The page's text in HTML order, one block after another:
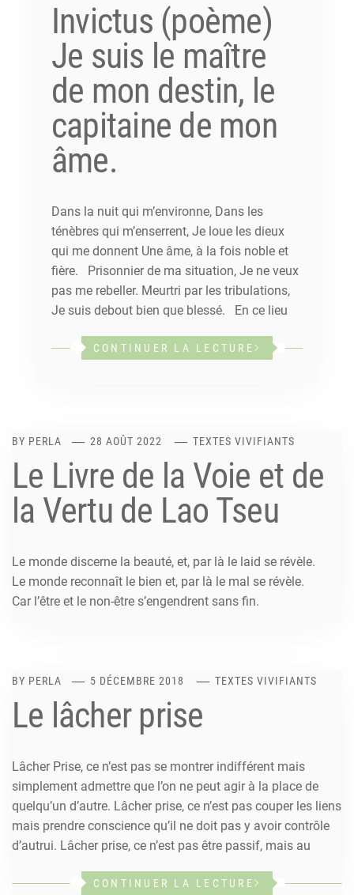
Invictus (poème)
Je suis le maître
de mon destin, le
capitaine de mon
âme.
Dans la nuit qui m’environne, Dans les
ténèbres qui m’enserrent, Je loue les dieux
qui me donnent Une âme, à la fois noble et
fière. Prisonnier de ma situation, Je ne veux
pas me rebeller. Meurtri par les tribulations,
Je suis debout bien que blessé. En ce lieu
CONTINUER LA LECTURE
BY PERLA 28 AOÛT 2022 TEXTES VIVIFIANTS
Le Livre de la Voie et de
la Vertu de Lao Tseu
Le monde discerne la beauté, et, par là le laid se révèle.
Le monde reconnaît le bien et, par là le mal se révèle.
Car l’être et le non-être s’engendrent sans fin.
BY PERLA 5 DÉCEMBRE 2018 TEXTES VIVIFIANTS
Le lâcher prise
Lâcher Prise, ce n’est pas se montrer indifférent mais
simplement admettre que l’on ne peut agir à la place de
quelqu’un d’autre. Lâcher prise, ce n’est pas couper les liens
mais prendre conscience qu’il ne doit pas y avoir contrôle
d’autrui. Lâcher prise, ce n’est pas être passif, mais au
CONTINUER LA LECTURE